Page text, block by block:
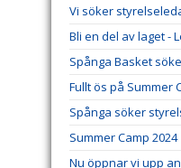
Vi söker
Bli en del av laget -
Spånga Basket
Fullt ös på Summer
Spånga söker
Summer Camp 2024
Nu öppnar vi upp